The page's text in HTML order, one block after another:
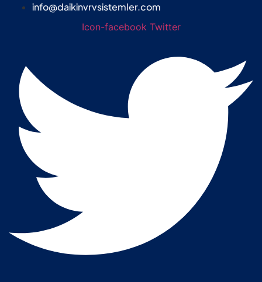
info@daikinvrvsistemler.com
Icon-facebook Twitter